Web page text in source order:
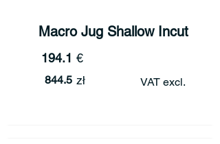
Macro Jug Shallow Incut
194.1 €
844.5 zł VAT excl.